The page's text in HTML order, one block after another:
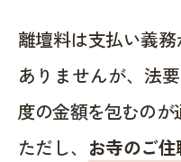
離壇料は支払い義
ありませんが、法
度の金額を包むのが
ただし、 お寺のご